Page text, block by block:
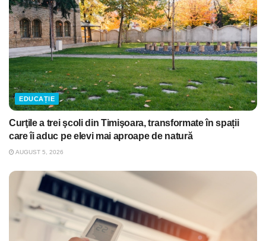
EDUCAȚIE
Curţile a trei şcoli din Timişoara, transformate în spații
care îi aduc pe elevi mai aproape de natură
AUGUST 5, 2026